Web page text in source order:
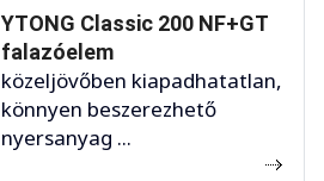
YTONG Classic 200 NF+GT
falazóelem
közeljövőben kiapadhatatlan,
könnyen beszerezhető
nyersanyag ...